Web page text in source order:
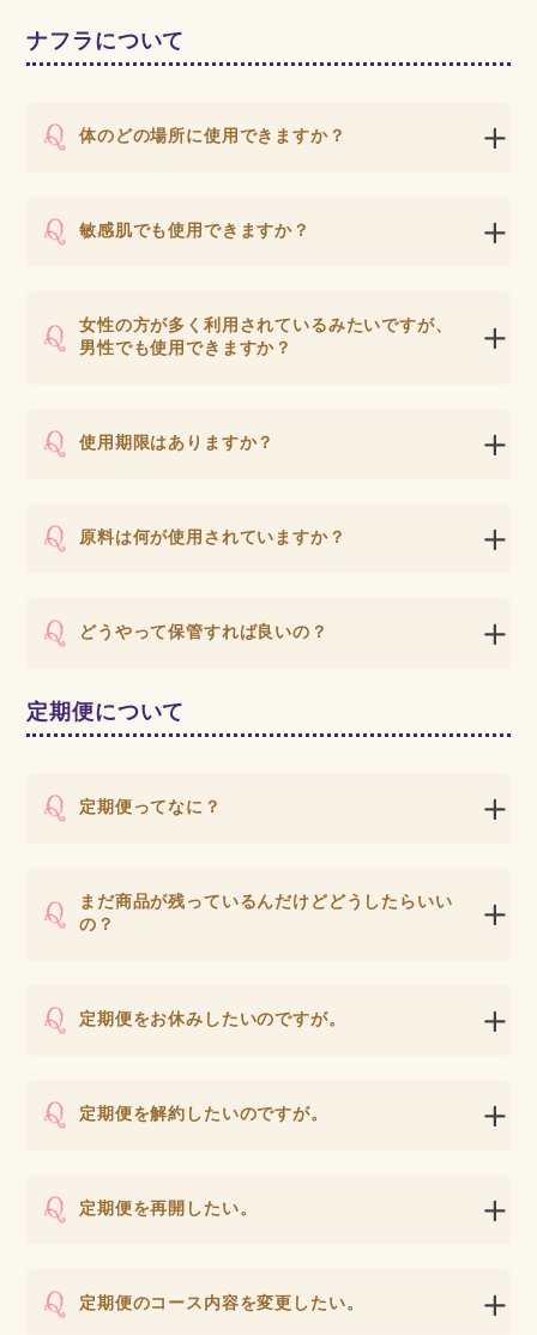
ナフラについて
体のどの場所に使用できますか？
敏感肌でも使用できますか？
女性の方が多く利用されているみたいですが、
男性でも使用できますか？
使用期限はありますか？
原料は何が使用されていますか？
どうやって保管すれば良いの？
定期便について
定期便ってなに？
まだ商品が残っているんだけどどうしたらいい
の？
定期便をお休みしたいのですが。
定期便を解約したいのですが。
定期便を再開したい。
定期便のコース内容を変更したい。